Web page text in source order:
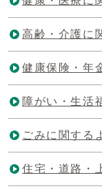
高齢・介護に
健康保険・年
障がい・生活
ごみに関する
住宅・道路・